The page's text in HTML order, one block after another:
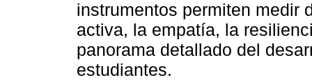
instrumentos permiten medir
activa, la empatía, la
panorama detallado del
estudiantes.